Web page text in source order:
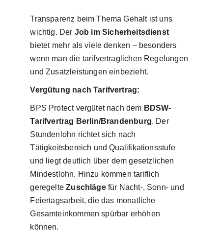
Transparenz beim Thema Gehalt ist uns
wichtig. Der Job im Sicherheitsdienst
bietet mehr als viele denken – besonders
wenn man die tarifvertraglichen Regelungen
und Zusatzleistungen einbezieht.
Vergütung nach Tarifvertrag:
BPS Protect vergütet nach dem BDSW-
Tarifvertrag Berlin/Brandenburg. Der
Stundenlohn richtet sich nach
Tätigkeitsbereich und Qualifikationsstufe
und liegt deutlich über dem gesetzlichen
Mindestlohn. Hinzu kommen tariflich
geregelteZuschlägefür Nacht-, Sonn- und
Feiertagsarbeit, die das monatliche
Gesamteinkommen spürbar erhöhen
können.